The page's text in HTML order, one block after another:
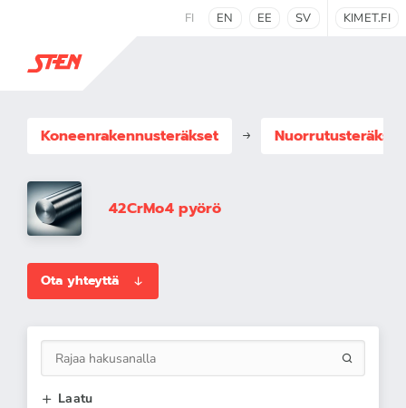
FI EN EE SV KIMET.FI
Koneenrakennus­teräkset Nuorrutusteräkset
42CrMo4 pyörö
Ota yhteyttä
Laatu